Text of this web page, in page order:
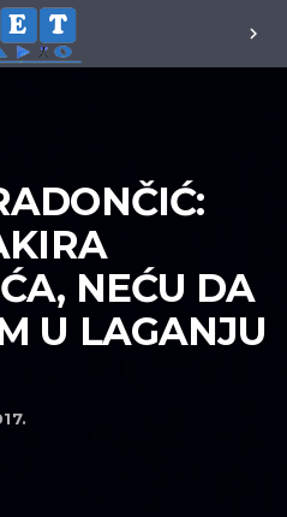
chevron_right
NEĆU DA
U LAGANJU